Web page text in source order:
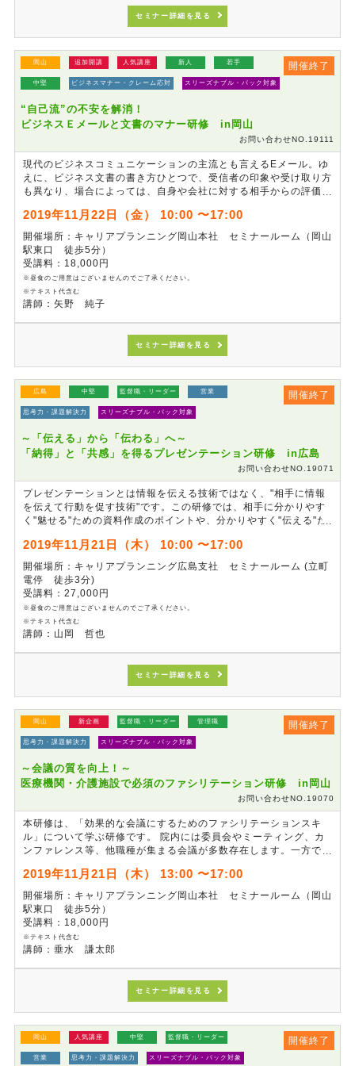
セミナー詳細を見る
開催終了
岡山 追加開講 人気講座 新人 若手
中堅 ビジネスマナー・クレーム応対 スリーズナブル・パック対象
“自己流”の不安を解消！
ビジネスＥメールと文書のマナー研修 in岡山
お問い合わせNO.19111
現代のビジネスコミュニケーションの主流とも言えるEメール。ゆ
えに、ビジネス文書の書き方ひとつで、受信者の印象や受け取り方
も異なり、場合によっては、自身や会社に対する相手からの評価を
本ルールから、Ｅメールの活用方法を学び、相手に好印象を与える
基本マナーの習得を図ります。
2019年11月22日（金） 10:00 〜17:00
開催場所：キャリアプランニング岡山本社 セミナールーム（岡山
駅東口 徒歩5分）
受講料：18,000円
※昼食のご用意はございませんのでご了承ください。
※テキスト代含む
講師：矢野 純子
セミナー詳細を見る
開催終了
広島 中堅 監督職・リーダー 営業
思考力・課題解決力 スリーズナブル・パック対象
～「伝える」から「伝わる」へ～
「納得」と「共感」を得るプレゼンテーション研修 in広島
お問い合わせNO.19071
プレゼンテーションとは情報を伝える技術ではなく、"相手に情報
を伝えて行動を促す技術"です。この研修では、相手に分かりやす
く"魅せる"ための資料作成のポイントや、分かりやすく"伝える"た
について学びます。プレゼン実践を通じて伝える力を磨き、相手の
納得と共感を引き出すプレゼン力向上を目指します。
2019年11月21日（木） 10:00 〜17:00
開催場所：キャリアプランニング広島支社 セミナールーム (立町
電停 徒歩3分)
受講料：27,000円
※昼食のご用意はございませんのでご了承ください。
※テキスト代含む
講師：山岡 哲也
セミナー詳細を見る
開催終了
岡山 新企画 監督職・リーダー 管理職
思考力・課題解決力 スリーズナブル・パック対象
～会議の質を向上！～
医療機関・介護施設で必須のファシリテーション研修 in岡山
お問い合わせNO.19070
本研修は、「効果的な会議にするためのファシリテーションスキ
ル」について学ぶ研修です。 院内には委員会やミーティング、カ
ンファレンス等、他職種が集まる会議が多数存在します。一方で、
めであるはずの会議そのものが、負担となっているケースが少なく
ありません。「良い会議と悪い会議」「効果的な会議のポイント」
を学び、ファシリテーターに求められる役割を再確認することで、
より効果的なファシリテーションスキルを身につける研修です。
2019年11月21日（木） 13:00 〜17:00
開催場所：キャリアプランニング岡山本社 セミナールーム（岡山
駅東口 徒歩5分）
受講料：18,000円
※テキスト代含む
講師：垂水 謙太郎
セミナー詳細を見る
開催終了
岡山 人気講座 中堅 監督職・リーダー
営業 思考力・課題解決力 スリーズナブル・パック対象